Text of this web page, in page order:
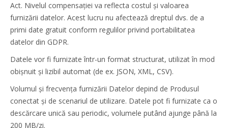
Act. Nivelul compensației va reflecta costul și valoarea
furnizării datelor. Acest lucru nu afectează dreptul dvs. de a
primi date gratuit conform regulilor privind portabilitatea
datelor din GDPR.
Datele vor fi furnizate într-un format structurat, utilizat în mod
obișnuit și lizibil automat (de ex. JSON, XML, CSV).
Volumul și frecvența furnizării Datelor depind de Produsul
conectat și de scenariul de utilizare. Datele pot fi furnizate ca o
descărcare unică sau periodic, volumele putând ajunge până la
200 MB/zi.